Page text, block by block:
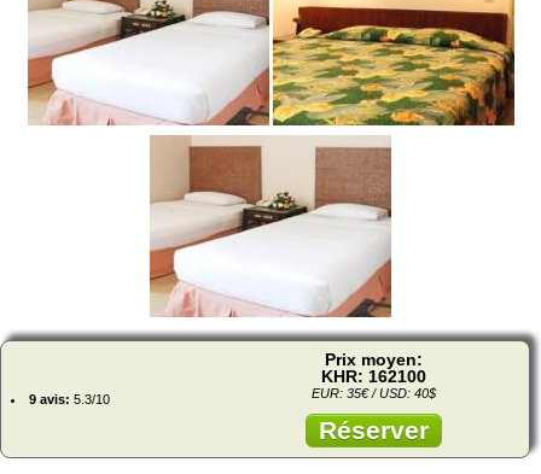
9 avis: 5.3/10
Prix moyen:
KHR: 162100
EUR: 35€ / USD: 40$
Réserver